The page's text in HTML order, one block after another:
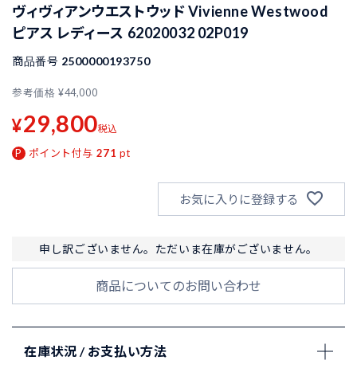
ヴィヴィアンウエストウッド Vivienne Westwood
ピアス レディース 62020032 02P019
商品番号 2500000193750
参考価格 ¥44,000
¥29,800税込
ポイント付与 271 pt
お気に入りに登録する
申し訳ございません。ただいま在庫がございません。
商品についてのお問い合わせ
在庫状況 / お支払い方法